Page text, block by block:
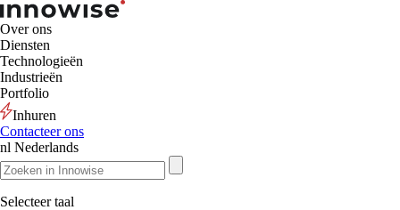
Over ons
Diensten
Technologieën
Industrieën
Portfolio
Inhuren
Contacteer ons
nl Nederlands
Selecteer taal